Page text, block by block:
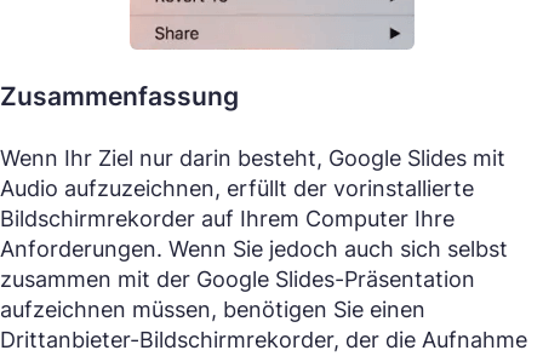
Zusammenfassung
Wenn Ihr Ziel nur darin besteht, Google Slides mit
Audio aufzuzeichnen, erfüllt der vorinstallierte
Bildschirmrekorder auf Ihrem Computer Ihre
Anforderungen. Wenn Sie jedoch auch sich selbst
zusammen mit der Google Slides-Präsentation
aufzeichnen müssen, benötigen Sie einen
Drittanbieter-Bildschirmrekorder, der die Aufnahme